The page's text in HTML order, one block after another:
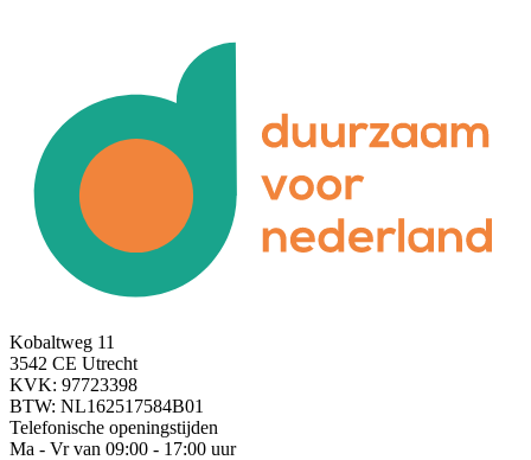
Kobaltweg 11
3542 CE Utrecht
KVK: 97723398
BTW: NL162517584B01
Telefonische openingstijden
Ma - Vr van 09:00 - 17:00 uur